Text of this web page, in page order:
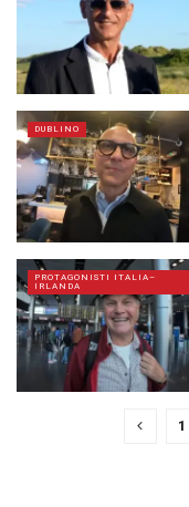
DUBLINO
PROTAGONISTI ITALIA–
IRLANDA
1